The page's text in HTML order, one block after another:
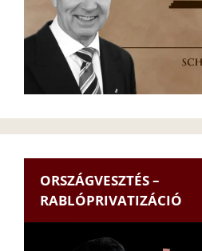
ORSZÁGVESZTÉS –
RABLÓPRIVATIZÁCIÓ